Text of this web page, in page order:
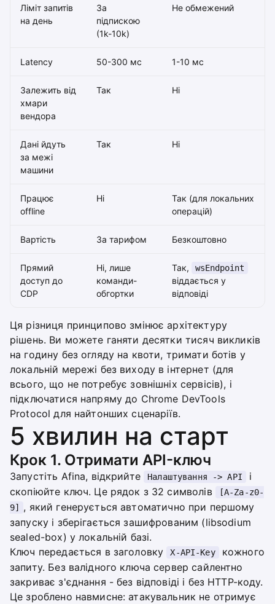
Ліміт запитів
на день
За
підпискою
(1k-10k)
Не обмежений
Latency 50-300 мс 1-10 мс
Залежить від
хмари
вендора
Так Ні
Дані йдуть
за межі
машини
Так Ні
Працює
offline
Ні
Так (для локальних
операцій)
Вартість За тарифом Безкоштовно
Прямий
доступ до
CDP
Ні, лише
команди-
обгортки
Так, wsEndpoint
віддається у
відповіді
Ця різниця принципово змінює архітектуру
рішень. Ви можете ганяти десятки тисяч викликів
на годину без огляду на квоти, тримати ботів у
локальній мережі без виходу в інтернет (для
всього, що не потребує зовнішніх сервісів), і
підключатися напряму до Chrome DevTools
Protocol для найтонших сценаріїв.
5 хвилин на старт
Крок 1. Отримати API-ключ
Запустіть Afina, відкрийте Налаштування -> API
і
скопіюйте ключ. Це рядок з 32 символів
[A-Za-z0-
9]
, який генерується автоматично при першому
запуску і зберігається зашифрованим (libsodium
sealed-box) у локальній базі.
Ключ передається в заголовку
X-API-Key
кожного
запиту. Без валідного ключа сервер сайлентно
закриває з'єднання - без відповіді і без HTTP-коду.
Це зроблено навмисне: атакувальник не отримує